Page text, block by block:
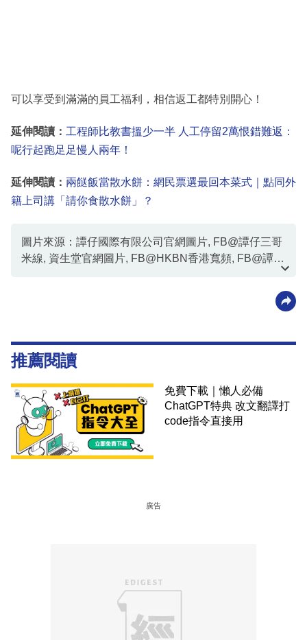
可以享受到滿滿的員工福利，相信返工都特別開心！
延伸閱讀： 工程師比教書搵少一半 人工停留2萬恨錯難返：
呢行起跑足足慢人兩年！
延伸閱讀： 兩餸飯當散水餅：網民票選最回本菜式｜點同外
籍上司講「請你食散水餅」？
圖片來源：譚仔國際有限公司官網圖片, FB@譚仔三哥
米線, 資生堂官網圖片, FB@HKBN香港寬頻, FB@譚仔
推薦閱讀
免費下載｜懶人必備
ChatGPT特典 改文翻譯打
code指令直接用
廣告